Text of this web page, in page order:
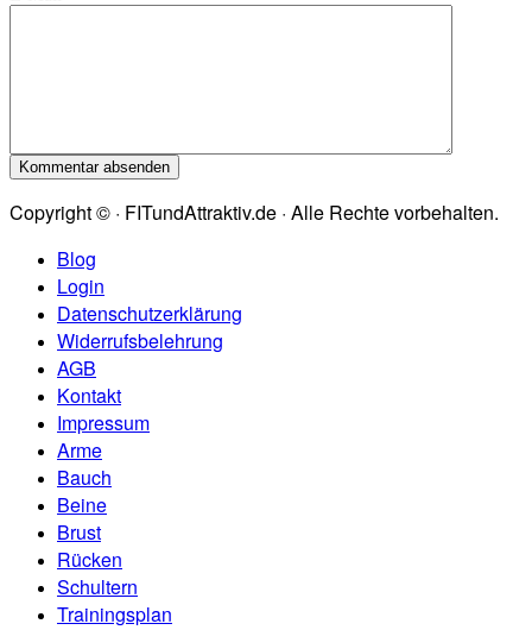
Copyright © · FITundAttraktiv.de · Alle Rechte vorbehalten.
Blog
Login
Datenschutzerklärung
Widerrufsbelehrung
AGB
Kontakt
Impressum
Arme
Bauch
Beine
Brust
Rücken
Schultern
Trainingsplan